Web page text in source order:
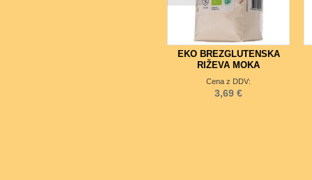
EKO BREZGLUTENSKA
RIŽEVA MOKA
Cena z DDV:
3,69 €